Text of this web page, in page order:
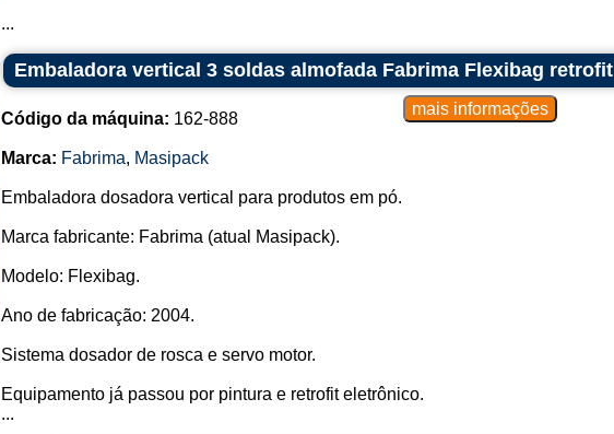
...
Embaladora vertical 3 soldas almofada Fabrima Flexibag retrofit
Código da máquina: 162-888
Marca: Fabrima, Masipack
Embaladora dosadora vertical para produtos em pó.
Marca fabricante: Fabrima (atual Masipack).
Modelo: Flexibag.
Ano de fabricação: 2004.
Sistema dosador de rosca e servo motor.
Equipamento já passou por pintura e retrofit eletrônico.
...